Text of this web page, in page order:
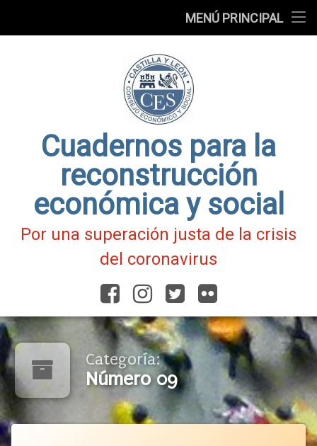
MENÚ PRINCIPAL
Cuadernos para la
reconstrucción
económica y social
Por una superación justa de la crisis
del coronavirus
FacebookInstagram
TwitterFlickr
Categoría:
Número 09